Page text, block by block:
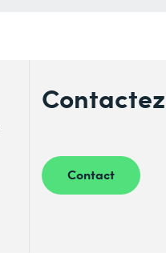
Contact